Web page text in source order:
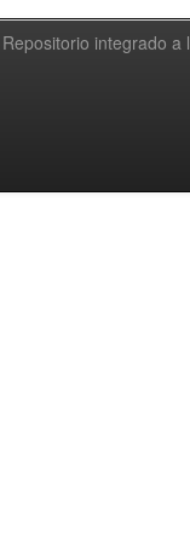
Repositorio integrado a